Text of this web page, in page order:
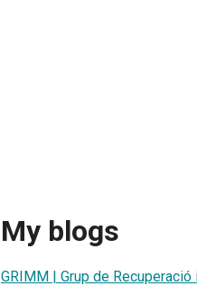
My blogs
GRIMM | Grup de